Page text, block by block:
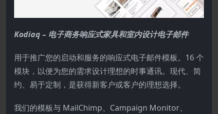
Kodiaq – 电子商务响应式家具和室内设计电子邮件
用于推广您的启动和服务的响应式电子邮件模板。16 个
模块，以便为您的需求设计理想的时事通讯。现代、简
约、易于定制，是获得新客户或客户的理想选择。
我们的模板与 MailChimp、Campaign Monitor、